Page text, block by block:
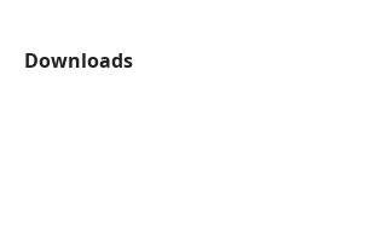
Downloads